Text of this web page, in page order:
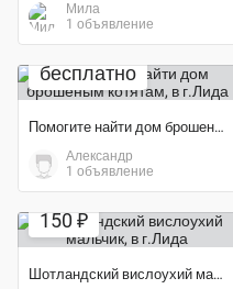
Мила
1 объявление
бесплатно
Помогите найти дом брошеным котятам
Александр
1 объявление
150 ₽
Шотландский вислоухий мальчик